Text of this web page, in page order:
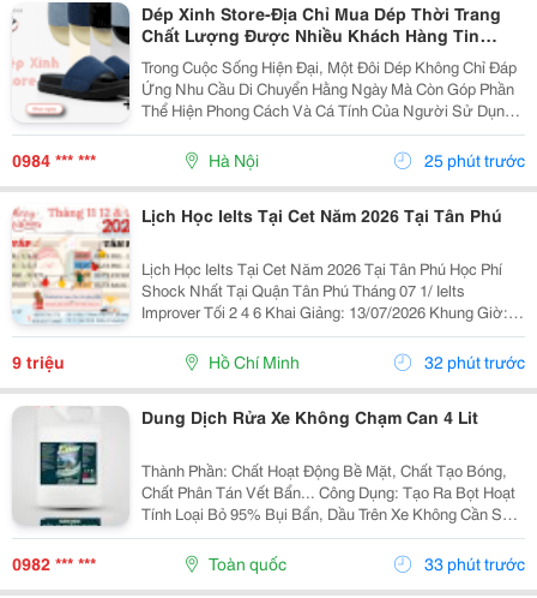
Dép Xinh Store-Địa Chỉ Mua Dép Thời Trang
Chất Lượng Được Nhiều Khách Hàng Tin
Chọn
Trong Cuộc Sống Hiện Đại, Một Đôi Dép Không Chỉ Đáp
Ứng Nhu Cầu Di Chuyển Hằng Ngày Mà Còn Góp Phần
Thể Hiện Phong Cách Và Cá Tính Của Người Sử Dụng.
Chính Vì Vậy, Việc Lựa Chọn Một Địa Chỉ Uy Tín Để Mua
Sắm Các Sản Phẩm Chất Lượng Luôn Được Nhiều...
0984 *** *** Hà Nội 25 phút trước
Lịch Học Ielts Tại Cet Năm 2026 Tại Tân Phú
Lịch Học Ielts Tại Cet Năm 2026 Tại Tân Phú Học Phí
Shock Nhất Tại Quận Tân Phú Tháng 07 1/ Ielts
Improver Tối 2 4 6 Khai Giảng: 13/07/2026 Khung Giờ:
18:00 Đến 21:00 Học Phí Ưu Đãi 5% Khi Đăng Ký 2/ Ielts
Basic Tối 3 5 7 Khai...
9 triệu Hồ Chí Minh 32 phút trước
Dung Dịch Rửa Xe Không Chạm Can 4 Lit
Thành Phần: Chất Hoạt Động Bề Mặt, Chất Tạo Bóng,
Chất Phân Tán Vết Bẩn... Công Dụng: Tạo Ra Bọt Hoạt
Tính Loại Bỏ 95% Bụi Bẩn, Dầu Trên Xe Không Cần Sử
Dụng Giẻ Cọ, Bàn Chải Mà Vẫn Để Lại Bề Mặt Sạch Và
Sang Bóng Cho Xe Trong. Sản Phẩm Nguyên Liệu...
0982 *** *** Toàn quốc 33 phút trước